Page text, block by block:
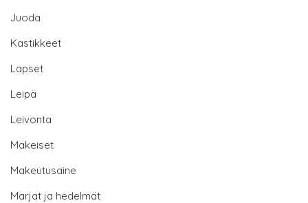
Juoda
Kastikkeet
Lapset
Leipä
Leivonta
Makeiset
Makeutusaine
Marjat ja hedelmät